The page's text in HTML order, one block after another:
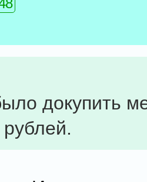
докупить